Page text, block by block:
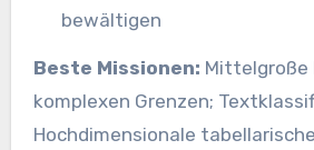
bewältigen
Beste Missionen:
komplexen Grenzen;
Hochdimensionale